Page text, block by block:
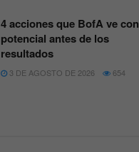
4 acciones que BofA ve con
potencial antes de los
resultados
3 DE AGOSTO DE 2026 654